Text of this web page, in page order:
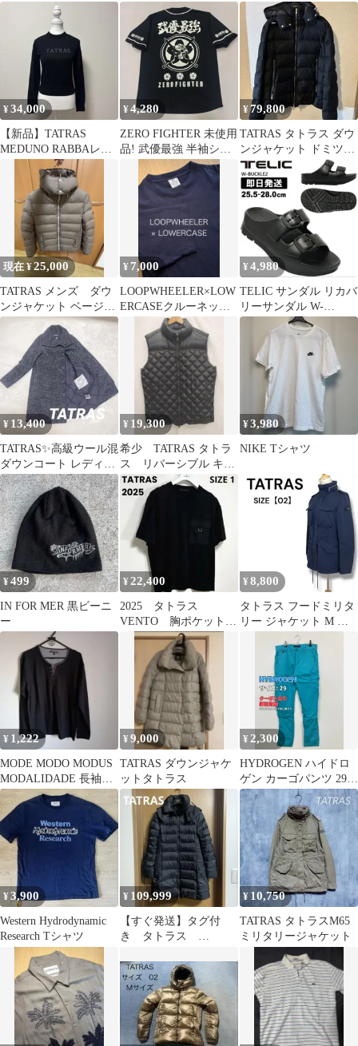
キ
ツ ブラック 日本製
¥34,000
【新品】TATRAS
MEDUNO RABBAレデ
ィースニットブラック
ロゴ01
¥4,280
ZERO FIGHTER 未使用
品! 武優最強 半袖シャ
ツ ブラック サイズM
¥79,800
TATRAS タトラス ダウ
ンジャケット ドミツィ
アーノ ブラック
現在 ¥25,000
TATRAS メンズ ダウ
ンジャケット ベージ
ュ タトラス
¥ 7,000
LOOPWHEELER×LOW
ERCASEクルーネック
Tシャツ Sサイズ
¥ 4,980
TELIC サンダル リカバ
リーサンダル W-
BUCKLE2 W バックル2
¥ 13,400
TATRAS✨高級ウール混
ダウンコート レディー
ス 02 ロング 黒×グレ
ー
¥ 19,300
希少 TATRAS タトラ
ス リバーシブル キル
ティング ダウンベスト
¥3,980
NIKE Tシャツ
¥499
IN FOR MER 黒ビーニ
ー
¥22,400
2025 タトラス
VENTO 胸ポケット
Tシャツ 国内正規
品 サイズ1
¥ 8,800
タトラス フードミリタ
リー ジャケット M フ
ード付き ブルゾン ネイ
ビー 上品
¥ 1,222
MODE MODO MODUS
MODALIDADE 長袖カ
ットソー L
¥9,000
TATRAS ダウンジャケ
ットタトラス
¥2,300
HYDROGEN ハイドロ
ゲン カーゴパンツ 29
ブルー フルレングス コ
ットン 無地 スタンダー
ド テーパード レギュラ
ー メンズ
¥3,900
Western Hydrodynamic
Research Tシャツ
¥ 109,999
【すぐ発送】タグ付
き タトラス
マ ネイビー 1
¥ 10,750
TATRAS タトラスM65
ミリタリージャケット